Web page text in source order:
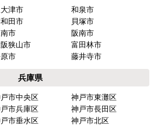
津市
和泉市
田市
貝塚市
市
阪南市
狭山市
富田林市
市 藤井寺市
兵庫県
市中央区
神戸市東灘区
市兵庫区
神戸市長田区
市垂水区
神戸市北区